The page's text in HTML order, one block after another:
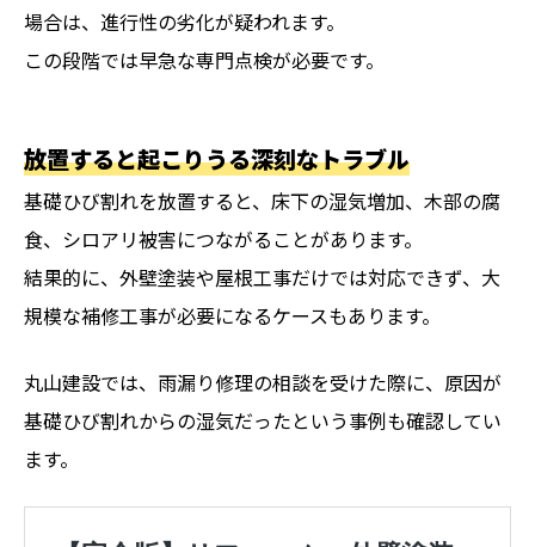
場合は、進行性の劣化が疑われます。
この段階では早急な専門点検が必要です。
放置すると起こりうる深刻なトラブル
基礎ひび割れを放置すると、床下の湿気増加、木部の腐
食、シロアリ被害につながることがあります。
結果的に、外壁塗装や屋根工事だけでは対応できず、大
規模な補修工事が必要になるケースもあります。
丸山建設では、雨漏り修理の相談を受けた際に、原因が
基礎ひび割れからの湿気だったという事例も確認してい
ます。